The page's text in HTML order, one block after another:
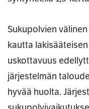
Sukupolvien
kautta
uskottavuus
järjestelmän
hyvää huolta.